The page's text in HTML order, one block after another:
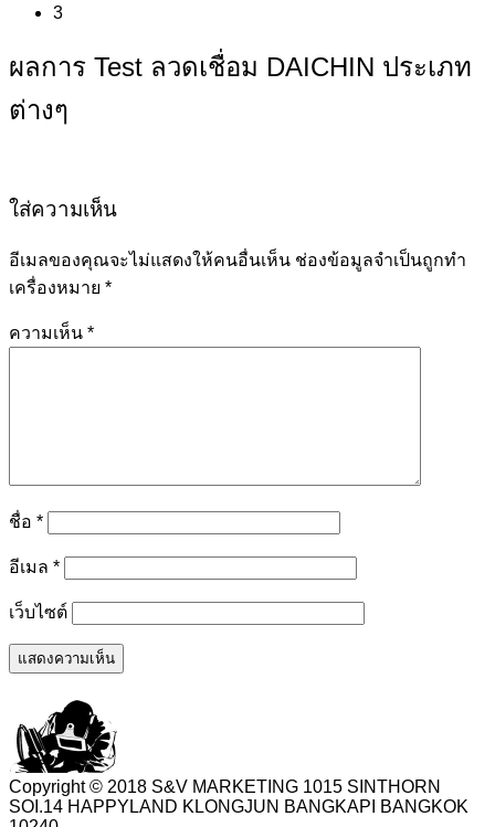
3
ผลการ Test ลวดเชื่อม DAICHIN ประเภท
ต่างๆ
ใส่ความเห็น
อีเมลของคุณจะไม่แสดงให้คนอื่นเห็น ช่องข้อมูลจำเป็นถูกทำ
เครื่องหมาย *
ความเห็น *
ชื่อ *
อีเมล *
เว็บไซต์
Copyright © 2018 S&V MARKETING 1015 SINTHORN
SOI.14 HAPPYLAND KLONGJUN BANGKAPI BANGKOK